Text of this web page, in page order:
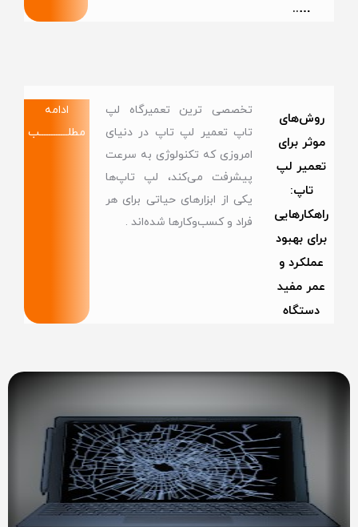
…..
روش‌های
موثر برای
تعمیر لپ
تاپ:
راهکارهایی
برای بهبود
عملکرد و
عمر مفید
دستگاه
تخصصی ترین تعمیرگاه لپ
تاپ تعمیر لپ تاپ در دنیای
امروزی که تکنولوژی به سرعت
پیشرفت می‌کند، لپ تاپ‌ها
یکی از ابزارهای حیاتی برای هر
فراد و کسب‌وکارها شده‌اند .
ادامه
مطلــــــــــــب